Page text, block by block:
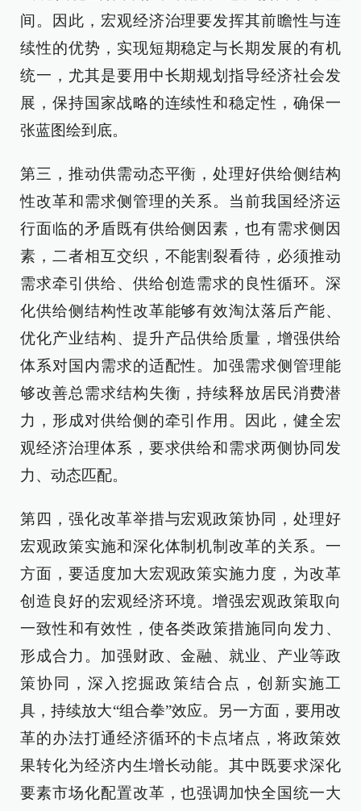
间。因此，宏观经济治理要发挥其前瞻性与连
续性的优势，实现短期稳定与长期发展的有机
统一，尤其是要用中长期规划指导经济社会发
展，保持国家战略的连续性和稳定性，确保一
张蓝图绘到底。
第三，推动供需动态平衡，处理好供给侧结构
性改革和需求侧管理的关系。当前我国经济运
行面临的矛盾既有供给侧因素，也有需求侧因
素，二者相互交织，不能割裂看待，必须推动
需求牵引供给、供给创造需求的良性循环。深
化供给侧结构性改革能够有效淘汰落后产能、
优化产业结构、提升产品供给质量，增强供给
体系对国内需求的适配性。加强需求侧管理能
够改善总需求结构失衡，持续释放居民消费潜
力，形成对供给侧的牵引作用。因此，健全宏
观经济治理体系，要求供给和需求两侧协同发
力、动态匹配。
第四，强化改革举措与宏观政策协同，处理好
宏观政策实施和深化体制机制改革的关系。一
方面，要适度加大宏观政策实施力度，为改革
创造良好的宏观经济环境。增强宏观政策取向
一致性和有效性，使各类政策措施同向发力、
形成合力。加强财政、金融、就业、产业等政
策协同，深入挖掘政策结合点，创新实施工
具，持续放大“组合拳”效应。另一方面，要用改
革的办法打通经济循环的卡点堵点，将政策效
果转化为经济内生增长动能。其中既要求深化
要素市场化配置改革，也强调加快全国统一大